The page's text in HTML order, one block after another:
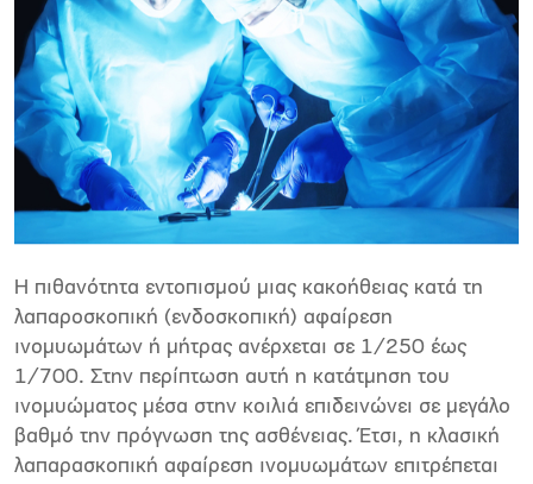
Η πιθανότητα εντοπισμού μιας κακοήθειας κατά τη
λαπαροσκοπική (ενδοσκοπική) αφαίρεση
ινομυωμάτων ή μήτρας ανέρχεται σε 1/250 έως
1/700. Στην περίπτωση αυτή η κατάτμηση του
ινομυώματος μέσα στην κοιλιά επιδεινώνει σε μεγάλο
βαθμό την πρόγνωση της ασθένειας. Έτσι, η κλασική
λαπαρασκοπική αφαίρεση ινομυωμάτων επιτρέπεται